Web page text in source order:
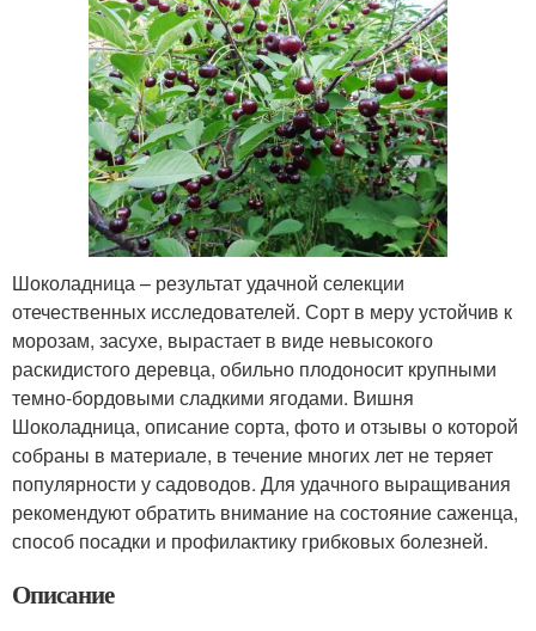
Шоколадница – результат удачной селекции
отечественных исследователей. Сорт в меру устойчив к
морозам, засухе, вырастает в виде невысокого
раскидистого деревца, обильно плодоносит крупными
темно-бордовыми сладкими ягодами. Вишня
Шоколадница, описание сорта, фото и отзывы о которой
собраны в материале, в течение многих лет не теряет
популярности у садоводов. Для удачного выращивания
рекомендуют обратить внимание на состояние саженца,
способ посадки и профилактику грибковых болезней.
Описание